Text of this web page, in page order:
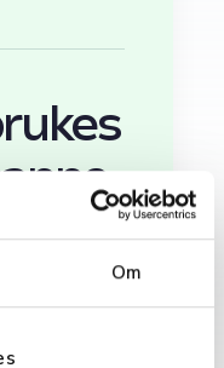
Om
en rekke
og til og